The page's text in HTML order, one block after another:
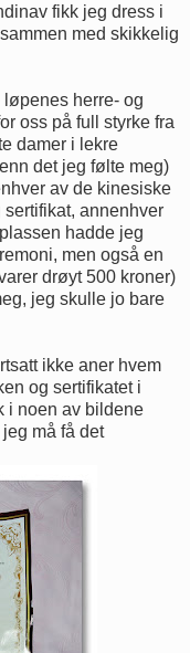
fikk jeg dress i
med skikkelig
løpenes herre- og
oss på full styrke fra
damer i lekre
det jeg følte meg)
av de kinesiske
annenhver
hadde jeg
men også en
drøyt 500 kroner)
jeg skulle jo bare
ikke aner hvem
og sertifikatet i
i noen av bildene
må få det